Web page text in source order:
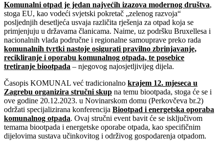
Komunalni otpad je jedan najvećih izazova modernog društva,
stoga EU, kao vodeći svjetski pokretač „zelenog razvoja“
posljednjih desetljeća usvaja različita rješenja za otpad koja se
primjenjuju u državama članicama. Naime, uz podršku Bruxellesa i
nacionalnih vlada područne i regionalne samouprave preko rada
komunalnih tvrtki nastoje osigurati pravilno zbrinjavanje,
recikliranje i oporabu komunalnog otpada, te posebice
tretiranje biootpada – njegovog najosjetljivijeg dijela.
Časopis KOMUNAL već tradicionalno krajem 12. mjeseca u
Zagrebu organizira stručni skup na temu biootpada, stoga će se i
ove godine 20.12.2023. u Novinarskom domu (Perkovčeva br.2)
održati specijalizirana konferencija Biootpad i energetska oporaba
komunalnog otpada. Ovaj stručni event bavit će se isključivom
temama biootpada i energetske oporabe otpada, kao specifičnim
dijelovima sustava učinkovitog i održivog gospodarenja otpadom.